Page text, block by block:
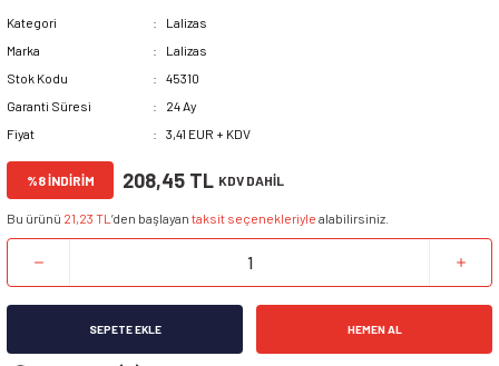
Kategori
Lalizas
Marka
Lalizas
Stok Kodu
45310
Garanti Süresi
24 Ay
Fiyat
3,41 EUR + KDV
%8 İNDİRİM 208,45 TL KDV DAHİL
Bu ürünü 21,23 TL ’den başlayan taksit seçenekleriyle alabilirsiniz.
SEPETE EKLE HEMEN AL